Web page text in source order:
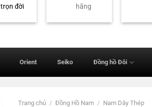
trọn đời
hãng
Orient Seiko Đồng hồ Đôi
Trang chủ / Đồng Hồ Nam / Nam Dây Thép